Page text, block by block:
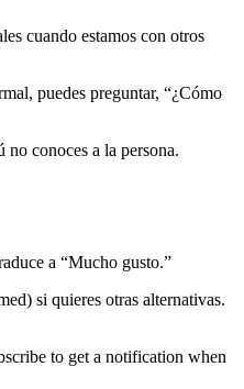
cuando estamos con otros
puedes preguntar, “¿Cómo
no conoces a la persona.
a “Mucho gusto.”
si quieres otras alternativas.
to get a notification when